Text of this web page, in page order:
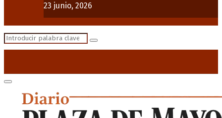
23 junio, 2026
Search
Search
Primary
Menu